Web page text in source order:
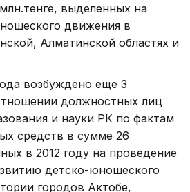
выделенных на
движения в
Алматинской областях и
возбуждено еще 3
должностных лиц
и науки РК по фактам
средств в сумме 26
в 2012 году на проведение
детско-юношеского
городов Актобе,